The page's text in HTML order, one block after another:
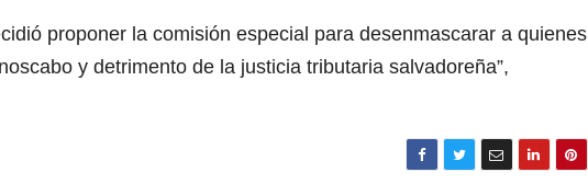
proponer la comisión especial para desenmascarar a quienes
y detrimento de la justicia tributaria salvadoreña”,